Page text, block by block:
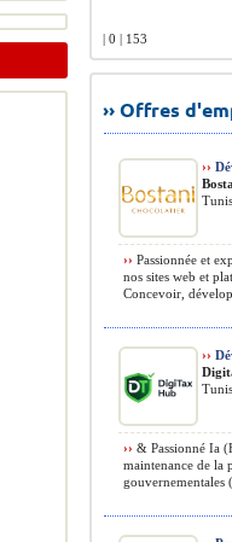
| 0 | 153
›› Offres
››
›› Passionnée et
nos sites web et
Concevoir,
››
›› & Passionné Ia
maintenance de la